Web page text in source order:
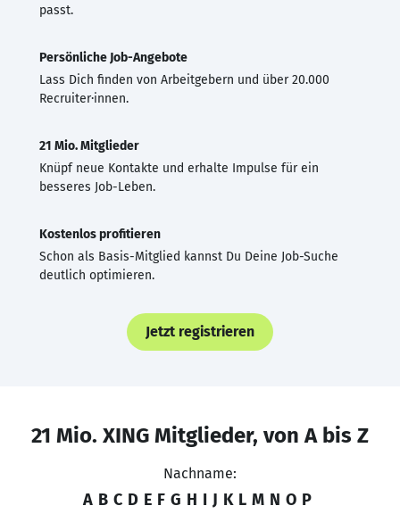
passt.
Persönliche Job-Angebote
Lass Dich finden von Arbeitgebern und über 20.000
Recruiter·innen.
21 Mio. Mitglieder
Knüpf neue Kontakte und erhalte Impulse für ein
besseres Job-Leben.
Kostenlos profitieren
Schon als Basis-Mitglied kannst Du Deine Job-Suche
deutlich optimieren.
Jetzt registrieren
21 Mio. XING Mitglieder, von A bis Z
Nachname:
A B C D E F G H I J K L M N O P